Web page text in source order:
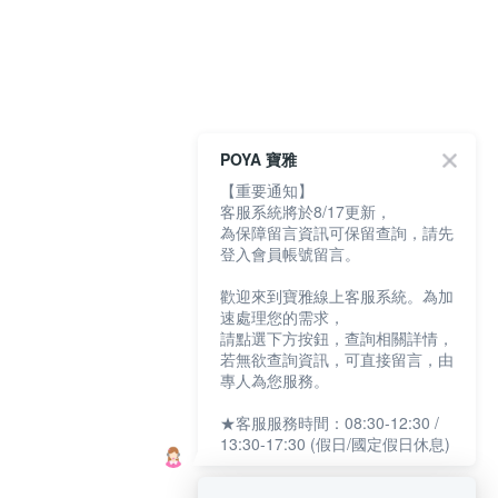
POYA 寶雅
【重要通知】
客服系統將於8/17更新，
為保障留言資訊可保留查詢，請先
登入會員帳號留言。
歡迎來到寶雅線上客服系統。為加
速處理您的需求，
請點選下方按鈕，查詢相關詳情，
若無欲查詢資訊，可直接留言，由
專人為您服務。
★客服服務時間：08:30-12:30 /
13:30-17:30 (假日/國定假日休息)